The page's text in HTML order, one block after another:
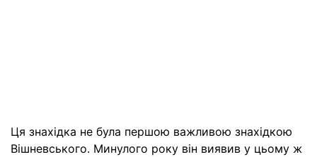
Ця знахідка не була першою важливою знахідкою
Вішневського. Минулого року він виявив у цьому ж